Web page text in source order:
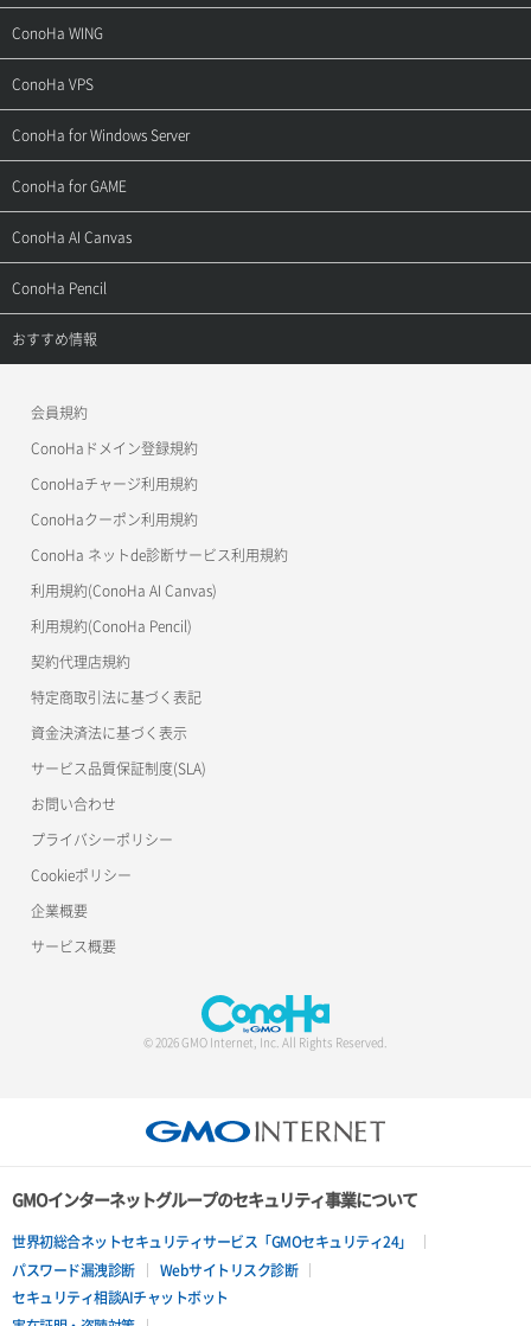
サポートトップ
ご契約・お支払い
用語集
お問い合わせ
ConoHa WING
サポートトップ
ご利用ガイド
お乗り換えガイド
よくある質問
ConoHa VPS
サポートトップ
ご利用ガイド
APIドキュメントVPS2.0
APIドキュメントVPS3.0
ConoHa for Windows Server
サポートトップ
ご利用ガイド
APIドキュメントVPS2.0
APIドキュメントVPS3.0
ConoHa for GAME
サポートトップ
ご利用ガイド
ConoHa AI Canvas
サポートトップ
ご利用ガイド
ConoHa Pencil
サポートトップ
おすすめ情報
美雲このは徹底ガイド
会員規約
ConoHaドメイン登録規約
ConoHaチャージ利用規約
ConoHaクーポン利用規約
ConoHa ネットde診断サービス利用規約
利用規約(ConoHa AI Canvas)
利用規約(ConoHa Pencil)
契約代理店規約
特定商取引法に基づく表記
資金決済法に基づく表示
サービス品質保証制度(SLA)
お問い合わせ
プライバシーポリシー
Cookieポリシー
企業概要
サービス概要
© 2026 GMO Internet, Inc. All Rights Reserved.
GMOインターネットグループのセキュリティ事業について
世界初総合ネットセキュリティサービス「GMOセキュリティ24」
パスワード漏洩診断
Webサイトリスク診断
セキュリティ相談AIチャットボット